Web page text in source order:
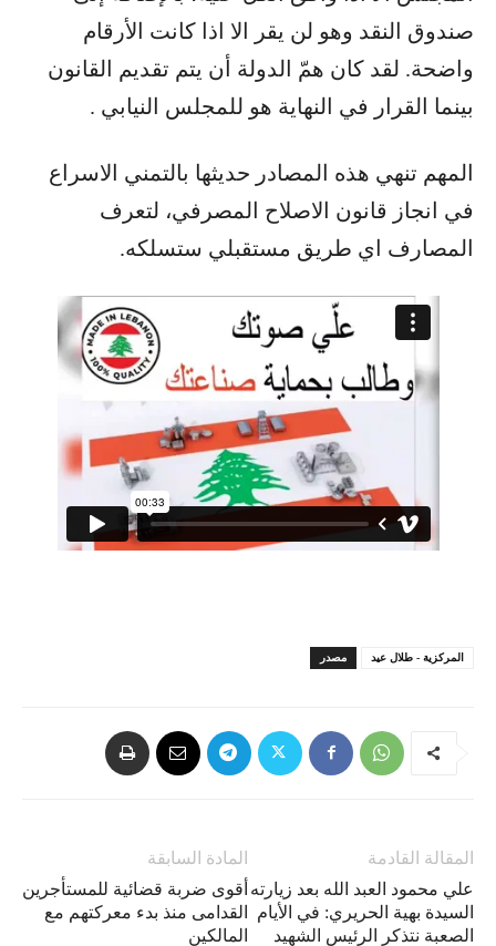
صندوق النقد وهو لن يقر الا اذا كانت الأرقام
واضحة. لقد كان همّ الدولة أن يتم تقديم القانون
بينما القرار في النهاية هو للمجلس النيابي .
المهم تنهي هذه المصادر حديثها بالتمني الاسراع
في انجاز قانون الاصلاح المصرفي، لتعرف
المصارف اي طريق مستقبلي ستسلكه.
مصدر المركزية - طلال عيد
المادة السابقة
أقوى ضربة قضائية للمستأجرين
القدامى منذ بدء معركتهم مع
المالكين
المقالة القادمة
علي محمود العبد الله بعد زيارته
السيدة بهية الحريري: في الأيام
الصعبة نتذكر الرئيس الشهيد